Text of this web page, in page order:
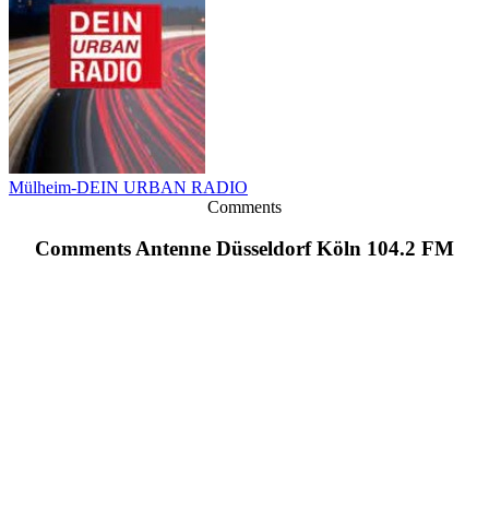
Mülheim-DEIN URBAN RADIO
Comments
Comments Antenne Düsseldorf Köln 104.2 FM